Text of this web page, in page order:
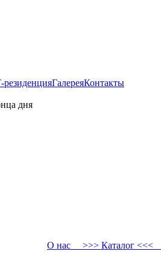
ГалереяКонтакты
дня
О нас >>> Каталог <<<